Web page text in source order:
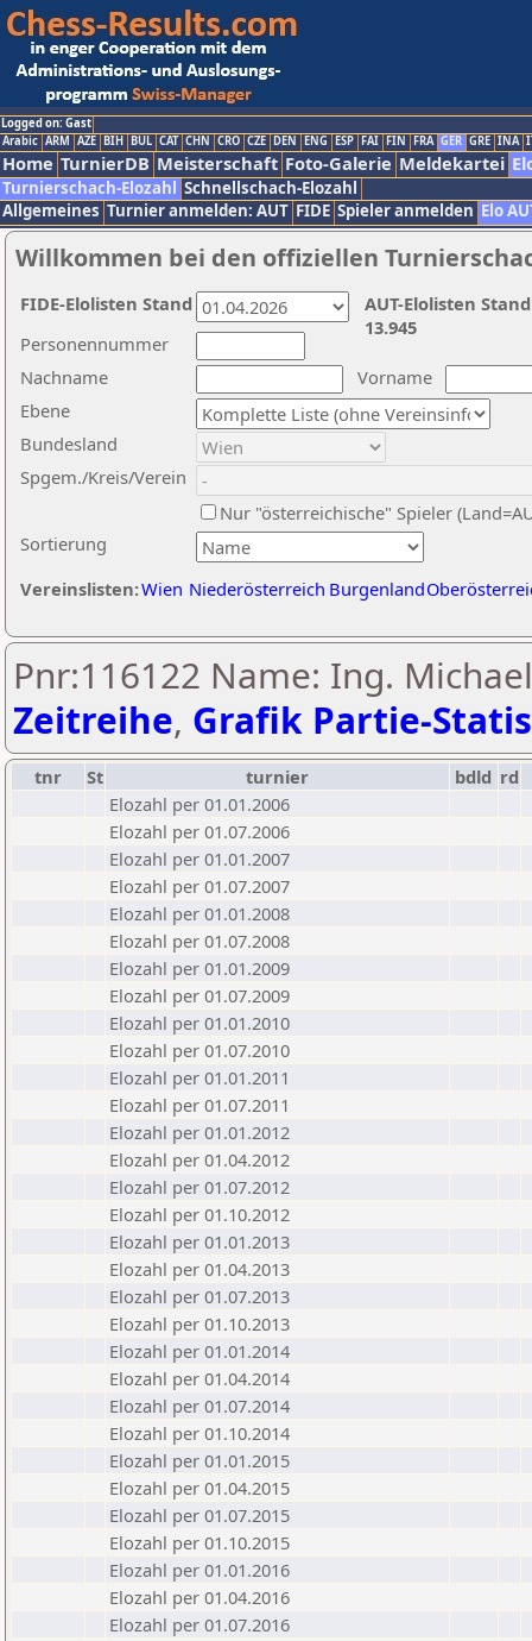
Logged on: Gast
Arabic ARM AZE BIH BUL CAT CHN CRO CZE DEN ENG ESP FAI FIN FRA GER GRE INA
Home TurnierDB Meisterschaft Foto-Galerie Meldekartei
Turnierschach-Elozahl Schnellschach-Elozahl
Allgemeines Turnier anmelden: AUT FIDE Spieler anmelden Elo
Willkommen bei den offiziellen
Nachname
Vorname
Ebene
Sortierung
Personennummer
Bundesland
Spgem./Kreis/Verein
Nur "österreichische" Spieler
Vereinslisten:Wien Niederösterreich Burgenland
AUT-Elolisten
13.945
FIDE-Elolisten Stand
Pnr:116122 Name: Ing.
Zeitreihe, Grafik Partie-
tnr St turnier bdld rd
Elozahl per 01.01.2006
Elozahl per 01.07.2006
Elozahl per 01.01.2007
Elozahl per 01.07.2007
Elozahl per 01.01.2008
Elozahl per 01.07.2008
Elozahl per 01.01.2009
Elozahl per 01.07.2009
Elozahl per 01.01.2010
Elozahl per 01.07.2010
Elozahl per 01.01.2011
Elozahl per 01.07.2011
Elozahl per 01.01.2012
Elozahl per 01.04.2012
Elozahl per 01.07.2012
Elozahl per 01.10.2012
Elozahl per 01.01.2013
Elozahl per 01.04.2013
Elozahl per 01.07.2013
Elozahl per 01.10.2013
Elozahl per 01.01.2014
Elozahl per 01.04.2014
Elozahl per 01.07.2014
Elozahl per 01.10.2014
Elozahl per 01.01.2015
Elozahl per 01.04.2015
Elozahl per 01.07.2015
Elozahl per 01.10.2015
Elozahl per 01.01.2016
Elozahl per 01.04.2016
Elozahl per 01.07.2016